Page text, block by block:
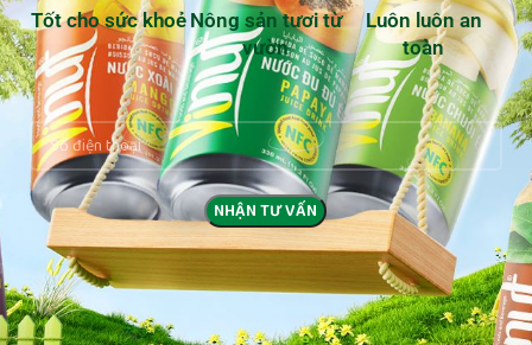
Tốt cho sức khoẻ Nông sản tươi từ
vườn
Luôn luôn an
toàn